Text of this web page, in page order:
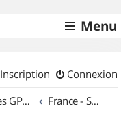
Menu
Connexion
Inscription
Traces GPS de randos VTT France - Sud Est